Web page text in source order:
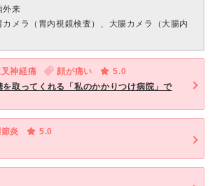
外来
カメラ（胃内視鏡検査）、大腸カメラ（大腸内
神経痛 顔が痛い
5.0
取ってくれる「私のかかりつけ病院」で
節炎
5.0